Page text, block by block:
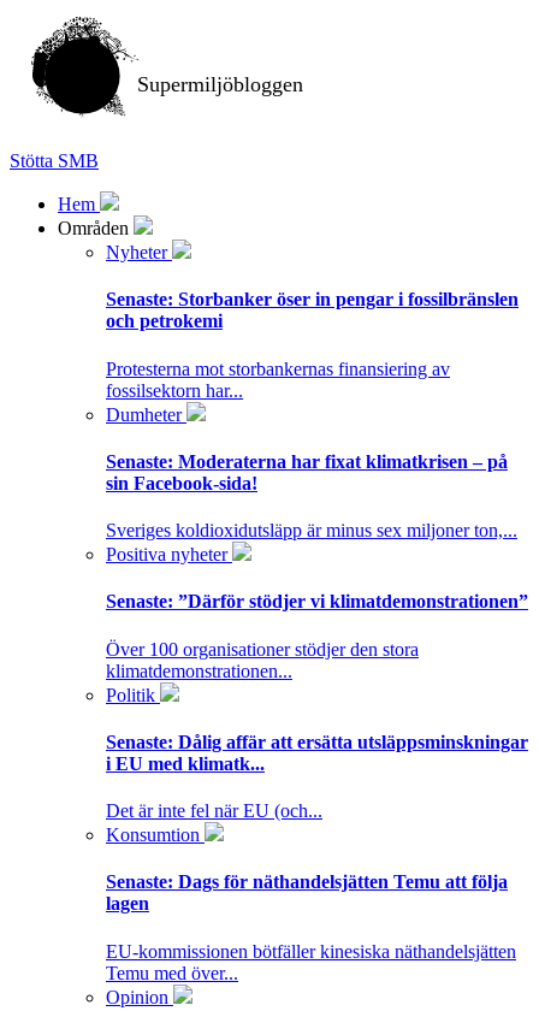
Supermiljöbloggen
Stötta SMB
Hem
Områden
Nyheter
Senaste: Storbanker öser in pengar i fossilbränslen
och petrokemi
Protesterna mot storbankernas finansiering av
fossilsektorn har...
Dumheter
Senaste: Moderaterna har fixat klimatkrisen – på
sin Facebook-sida!
Sveriges koldioxidutsläpp är minus sex miljoner ton,...
Positiva nyheter
Senaste: ”Därför stödjer vi klimatdemonstrationen”
Över 100 organisationer stödjer den stora
klimatdemonstrationen...
Politik
Senaste: Dålig affär att ersätta utsläppsminskningar
i EU med klimatk...
Det är inte fel när EU (och...
Konsumtion
Senaste: Dags för näthandelsjätten Temu att följa
lagen
EU-kommissionen bötfäller kinesiska näthandelsjätten
Temu med över...
Opinion